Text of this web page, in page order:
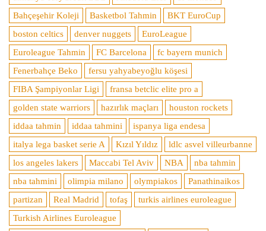
Bahçeşehir Koleji
Basketbol Tahmin
BKT EuroCup
boston celtics
denver nuggets
EuroLeague
Euroleague Tahmin
FC Barcelona
fc bayern munich
Fenerbahçe Beko
fersu yahyabeyoğlu köşesi
FIBA Şampiyonlar Ligi
fransa betclic elite pro a
golden state warriors
hazırlık maçları
houston rockets
iddaa tahmin
iddaa tahmini
ispanya liga endesa
italya lega basket serie A
Kızıl Yıldız
ldlc asvel villeurbanne
los angeles lakers
Maccabi Tel Aviv NBA
nba tahmin
nba tahmini
olimpia milano olympiakos
Panathinaikos
partizan
Real Madrid tofaş
turkis airlines euroleague
Turkish Airlines Euroleague